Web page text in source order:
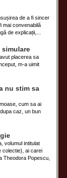
de a fi sincer
mai convenabilă
de explicații,...
simulare
placerea sa
m-a uimit
nu stim sa
cum sa ai
caz, un bun
volumul intitulat
colectie), ai carei
Theodora Popescu,